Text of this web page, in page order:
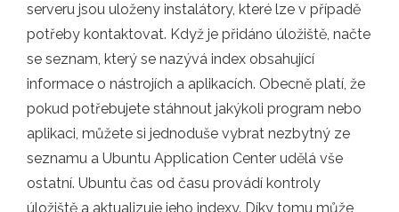
serveru jsou uloženy instalátory, které lze v případě
potřeby kontaktovat. Když je přidáno úložiště, načte
se seznam, který se nazývá index obsahující
informace o nástrojích a aplikacích. Obecně platí, že
pokud potřebujete stáhnout jakýkoli program nebo
aplikaci, můžete si jednoduše vybrat nezbytný ze
seznamu a Ubuntu Application Center udělá vše
ostatní. Ubuntu čas od času provádí kontroly
úložiště a aktualizuje jeho indexy. Díky tomu může